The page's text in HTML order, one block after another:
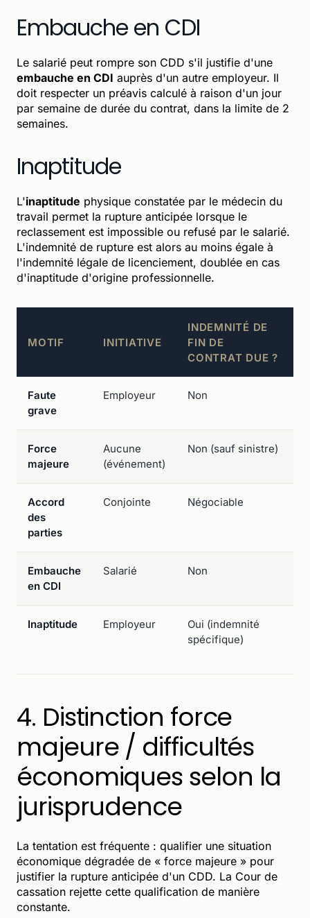
Embauche en CDI
Le salarié peut rompre son CDD s'il justifie d'une
embauche en CDI auprès d'un autre employeur. Il
doit respecter un préavis calculé à raison d'un jour
par semaine de durée du contrat, dans la limite de 2
semaines.
Inaptitude
L'inaptitude physique constatée par le médecin du
travail permet la rupture anticipée lorsque le
reclassement est impossible ou refusé par le salarié.
L'indemnité de rupture est alors au moins égale à
l'indemnité légale de licenciement, doublée en cas
d'inaptitude d'origine professionnelle.
MOTIF INITIATIVE
INDEMNITÉ DE
FIN DE
CONTRAT DUE ?
Faute
grave
Employeur Non
Force
majeure
Aucune
(événement)
Non (sauf sinistre)
Accord
des
parties
Conjointe Négociable
Embauche
en CDI
Salarié Non
Inaptitude Employeur
Oui (indemnité
spécifique)
4. Distinction force
majeure / difficultés
économiques selon la
jurisprudence
La tentation est fréquente : qualifier une situation
économique dégradée de « force majeure » pour
justifier la rupture anticipée d'un CDD. La Cour de
cassation rejette cette qualification de manière
constante.